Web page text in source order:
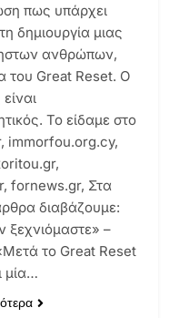
πως υπάρχει
δημιουργία μιας
ανθρώπων,
του Great Reset. Ο
Το είδαμε στο
immorfou.org.cy,
fornews.gr, Στα
διαβάζουμε:
ξεχνιόμαστε» –
το Great Reset
μία…